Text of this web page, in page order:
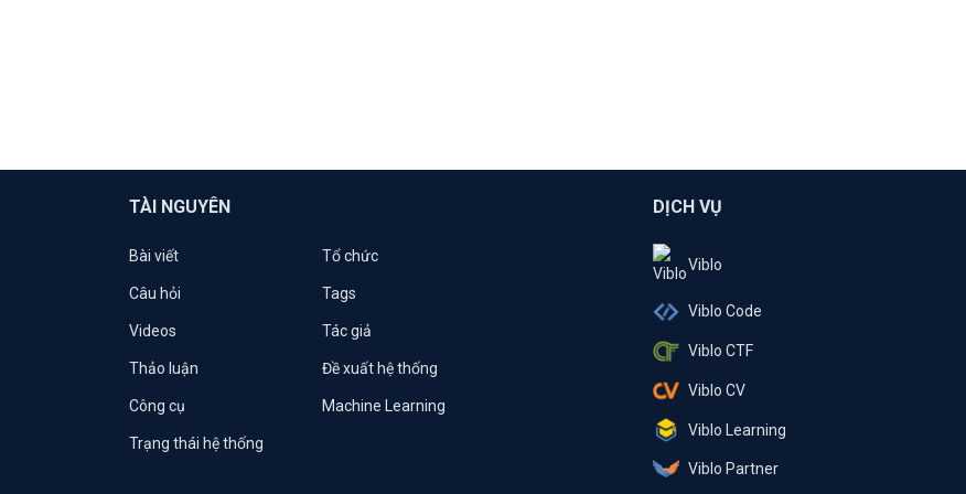
TÀI NGUYÊN
Bài viết Tổ chức
Câu hỏi Tags
Videos Tác giả
Thảo luận Đề xuất hệ thống
Công cụ Machine Learning
Trạng thái hệ thống
DỊCH VỤ
Viblo
Viblo Code
Viblo CTF
Viblo CV
Viblo Learning
Viblo Partner